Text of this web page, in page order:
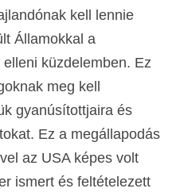
kell lennie
Államokkal a
küzdelemben. Ez
meg kell
gyanúsítottjaira és
Ez a megállapodás
az USA képes volt
ismert és feltételezett